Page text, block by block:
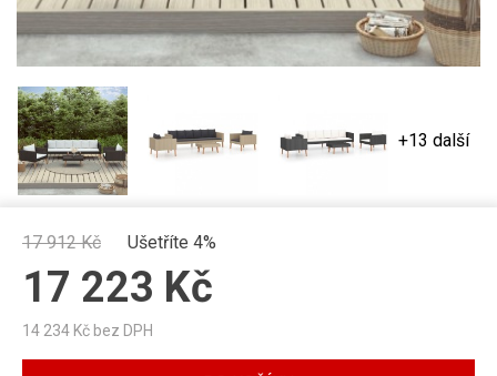
+13 další
17 912Kč Ušetříte 4%
17 223 Kč
14 234 Kč bez DPH